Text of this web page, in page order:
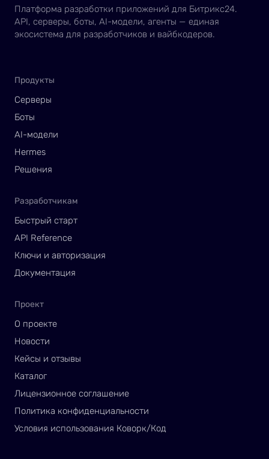
Платформа разработки приложений для Битрикс24.
API, серверы, боты, AI-модели, агенты — единая
экосистема для разработчиков и вайбкодеров.
Продукты
Серверы
Боты
AI-модели
Hermes
Решения
Разработчикам
Быстрый старт
API Reference
Ключи и авторизация
Документация
Проект
О проекте
Новости
Кейсы и отзывы
Каталог
Лицензионное соглашение
Политика конфиденциальности
Условия использования Коворк/Код